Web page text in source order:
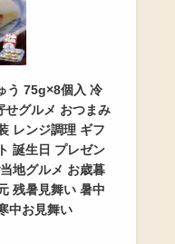
う 75g×8個入 冷
せグルメ おつまみ
レンジ調理 ギフ
誕生日 プレゼン
地グルメ お歳暮
残暑見舞い 暑中
中お見舞い